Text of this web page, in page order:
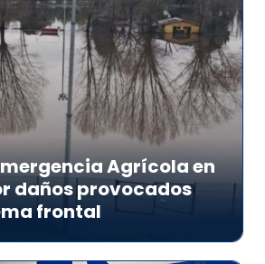
Agrícola en
daños provocados
frontal